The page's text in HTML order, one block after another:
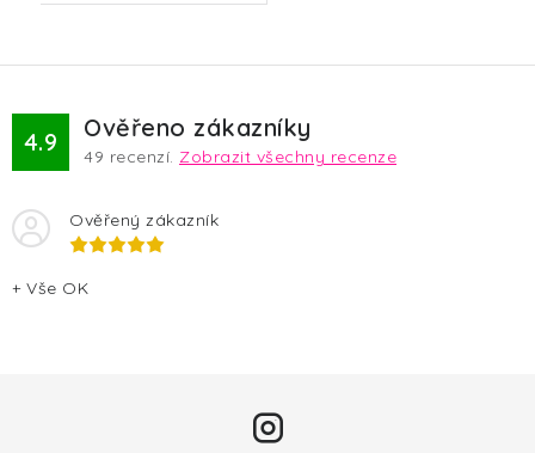
4.9 Ověřeno zákazníky
49 recenzí. Zobrazit všechny recenze
Ověřený zákazník
+ Vše OK